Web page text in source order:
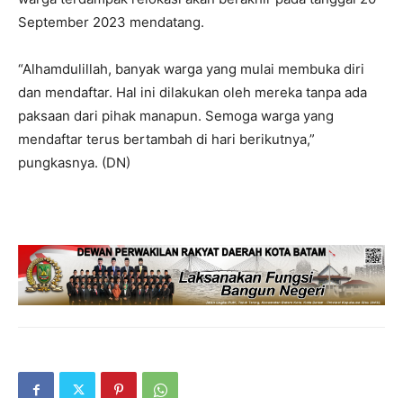
September 2023 mendatang.
“Alhamdulillah, banyak warga yang mulai membuka diri
dan mendaftar. Hal ini dilakukan oleh mereka tanpa ada
paksaan dari pihak manapun. Semoga warga yang
mendaftar terus bertambah di hari berikutnya,”
pungkasnya. (DN)